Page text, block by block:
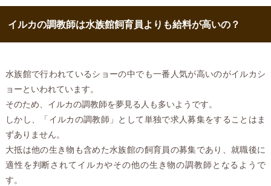
イルカの調教師は水族館飼育員よりも給料が高いの？
水族館で行われているショーの中でも一番人気が高いのがイルカシ
ョーといわれています。
そのため、イルカの調教師を夢見る人も多いようです。
しかし、「イルカの調教師」として単独で求人募集をすることはま
ずありません。
大抵は他の生き物も含めた水族館の飼育員の募集であり、就職後に
適性を判断されてイルカやその他の生き物の調教師となるようで
す。